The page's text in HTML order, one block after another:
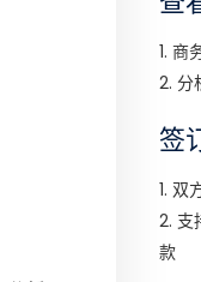
1. 商
2. 分
签
1. 双
2. 支
款